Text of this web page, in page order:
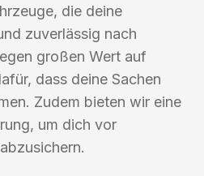
die deine
zuverlässig nach
großen Wert auf
dass deine Sachen
Zudem bieten wir eine
um dich vor